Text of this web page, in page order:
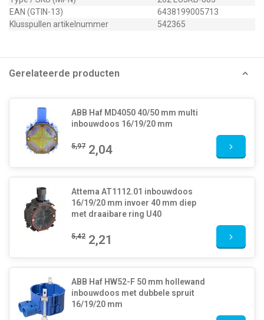
EAN (GTIN-13)
6438199005713
Klusspullen artikelnummer
542365
Gerelateerde producten
ABB Haf MD4050 40/50 mm multi
inbouwdoos 16/19/20 mm
5,97 2,04
Attema AT1112.01 inbouwdoos
16/19/20 mm invoer 40 mm diep
met draaibare ring U40
5,42 2,21
ABB Haf HW52-F 50 mm hollewand
inbouwdoos met dubbele spruit
16/19/20 mm